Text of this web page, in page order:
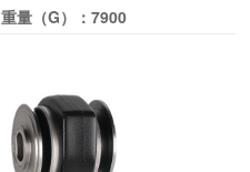
重量（G）： 7900